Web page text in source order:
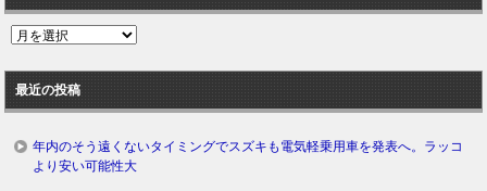
過
ロ
グ
最近の投稿
年内のそう遠くないタイミングでスズキも電気軽乗用車を発表へ。ラッコ
より安い可能性大